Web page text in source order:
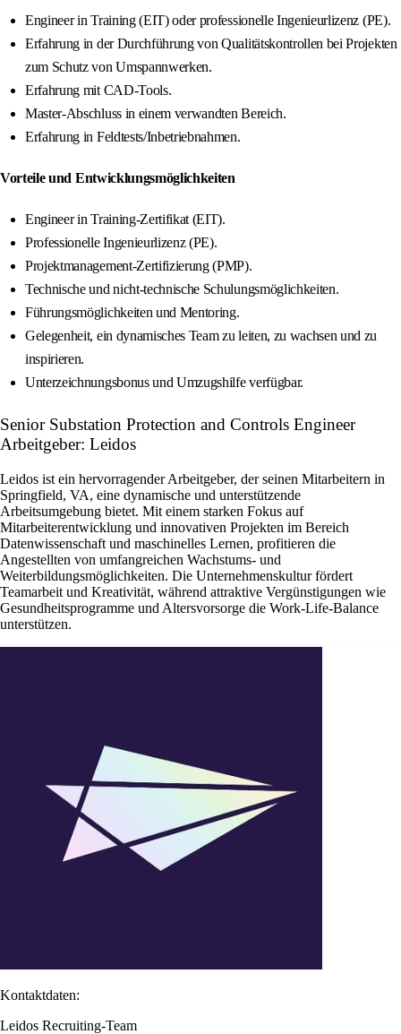
Engineer in Training (EIT) oder professionelle Ingenieurlizenz (PE).
Erfahrung in der Durchführung von Qualitätskontrollen bei Projekten
zum Schutz von Umspannwerken.
Erfahrung mit CAD-Tools.
Master-Abschluss in einem verwandten Bereich.
Erfahrung in Feldtests/Inbetriebnahmen.
Vorteile und Entwicklungsmöglichkeiten
Engineer in Training-Zertifikat (EIT).
Professionelle Ingenieurlizenz (PE).
Projektmanagement-Zertifizierung (PMP).
Technische und nicht-technische Schulungsmöglichkeiten.
Führungsmöglichkeiten und Mentoring.
Gelegenheit, ein dynamisches Team zu leiten, zu wachsen und zu
inspirieren.
Unterzeichnungsbonus und Umzugshilfe verfügbar.
Senior Substation Protection and Controls Engineer
Arbeitgeber: Leidos
Leidos ist ein hervorragender Arbeitgeber, der seinen Mitarbeitern in
Springfield, VA, eine dynamische und unterstützende
Arbeitsumgebung bietet. Mit einem starken Fokus auf
Mitarbeiterentwicklung und innovativen Projekten im Bereich
Datenwissenschaft und maschinelles Lernen, profitieren die
Angestellten von umfangreichen Wachstums- und
Weiterbildungsmöglichkeiten. Die Unternehmenskultur fördert
Teamarbeit und Kreativität, während attraktive Vergünstigungen wie
Gesundheitsprogramme und Altersvorsorge die Work-Life-Balance
unterstützen.
Kontaktdaten:
Leidos Recruiting-Team